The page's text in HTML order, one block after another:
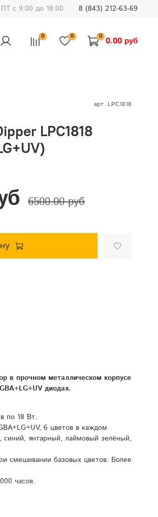
с 9:00 до 18:00 8 (843) 212-63-69
0 0 0 0.00 руб
арт. LPC1818
LPC1818
6500.00 руб
в прочном металлическом корпусе
диодах.
по 18 Вт.
6 цветов в каждом
синий, янтарный, лаймовый зелёный,
смешивании базовых цветов: Более
часов.
скорость от 1 до 20